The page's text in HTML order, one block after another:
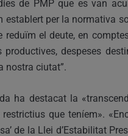
de PMP que es van
per la normativa
el deute, en
despeses
nostra ciutat”.
ha destacat la
que teníem».
de la Llei d’Estabilitat